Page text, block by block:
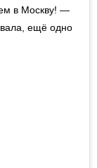
в Москву! —
ещё одно